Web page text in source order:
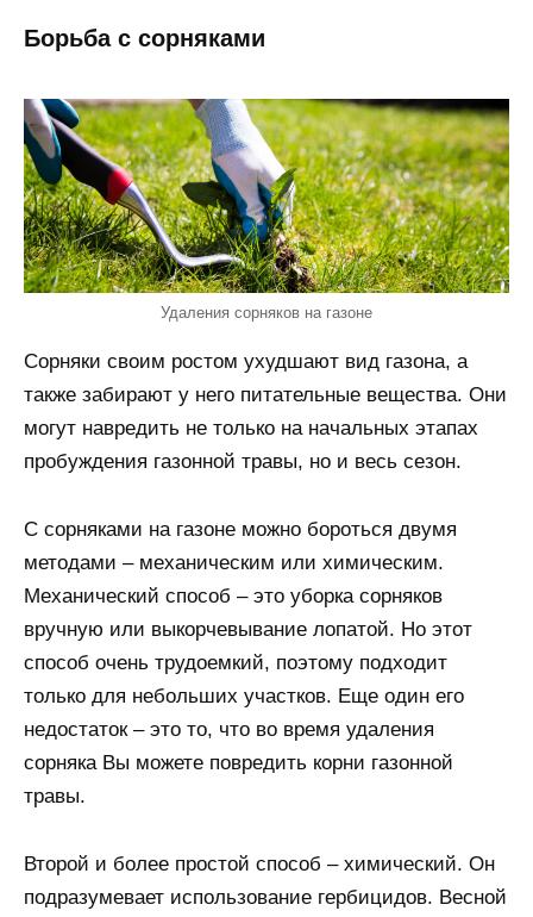
Борьба с сорняками
Удаления сорняков на газоне
Сорняки своим ростом ухудшают вид газона, а
также забирают у него питательные вещества. Они
могут навредить не только на начальных этапах
пробуждения газонной травы, но и весь сезон.
С сорняками на газоне можно бороться двумя
методами – механическим или химическим.
Механический способ – это уборка сорняков
вручную или выкорчевывание лопатой. Но этот
способ очень трудоемкий, поэтому подходит
только для небольших участков. Еще один его
недостаток – это то, что во время удаления
сорняка Вы можете повредить корни газонной
травы.
Второй и более простой способ – химический. Он
подразумевает использование гербицидов. Весной